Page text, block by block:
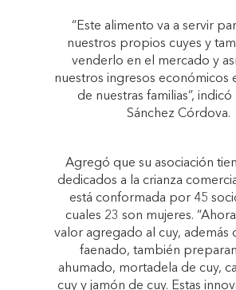
“Este alimento va a servir
nuestros propios cuyes y
venderlo en el mercado y
nuestros ingresos económicos
de nuestras familias”, indicó
Sánchez Córdova.
Agregó que su asociación
dedicados a la crianza
está conformada por 45
cuales 23 son mujeres.
valor agregado al cuy, además
faenado, también
ahumado, mortadela de cuy,
cuy y jamón de cuy. Estas